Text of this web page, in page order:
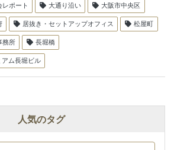
レポート 大通り沿い 大阪市中央区
居抜き・セットアップオフィス 松屋町
務所 長堀橋
アム長堀ビル
人気のタグ